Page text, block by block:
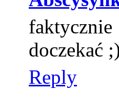
faktycznie
doczekać
Reply